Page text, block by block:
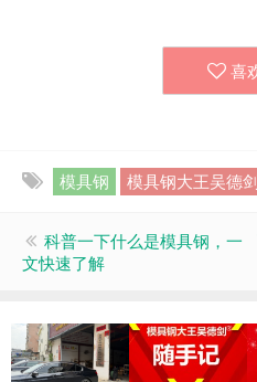
喜
模具钢 模具钢大王吴德剑
科普一下什么是模具钢，一
文快速了解